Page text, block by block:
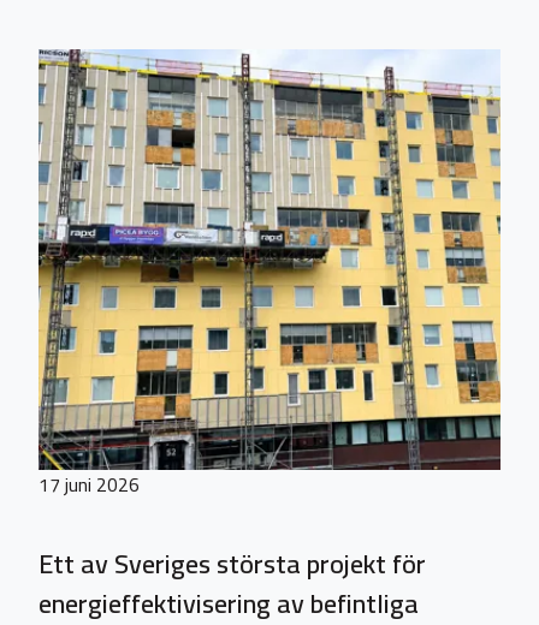
17 juni 2026
Ett av Sveriges största projekt för
energieffektivisering av befintliga